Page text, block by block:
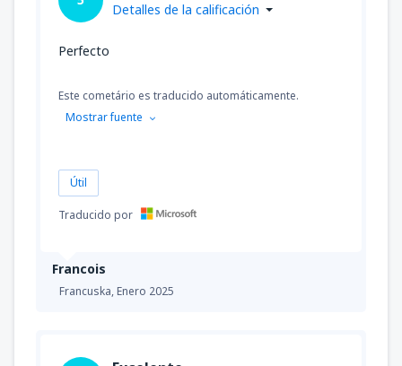
Francois
Francuska,Enero 2025
Detalles de la calificación
Perfecto
Este cometário es traducido automáticamente.
Mostrar fuente
Útil
Traducido por